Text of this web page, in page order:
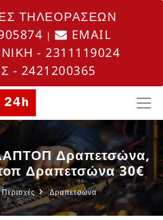
ΤΗΛΕΟΡΑΣΕΩΝ
|
EMAIL
- 2311119024
- 2421200365
Δραπετσώνα,
Δραπετσώνα 30€
Περιοχές Δραπετσώνα